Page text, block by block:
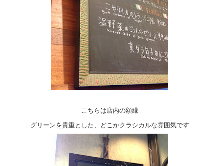
こちらは店内の額縁
グリーンを貴重とした、どこかクラシカルな雰囲気です